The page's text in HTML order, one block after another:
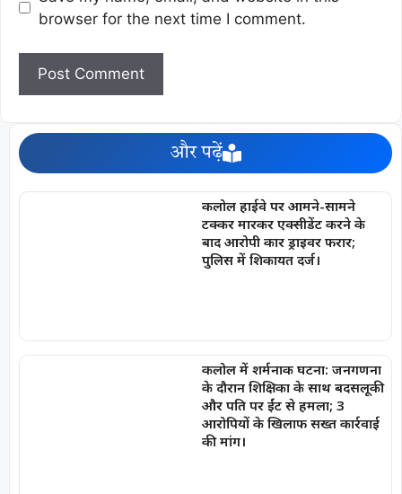
browser for the next time I comment.
और पढ़ें
कलोल हाईवे पर आमने-सामने
टक्कर मारकर एक्सीडेंट करने के
बाद आरोपी कार ड्राइवर फरार;
पुलिस में शिकायत दर्ज।
कलोल में शर्मनाक घटना: जनगणना
के दौरान शिक्षिका के साथ बदसलूकी
और पति पर ईंट से हमला; 3
आरोपियों के खिलाफ सख्त कार्रवाई
की मांग।